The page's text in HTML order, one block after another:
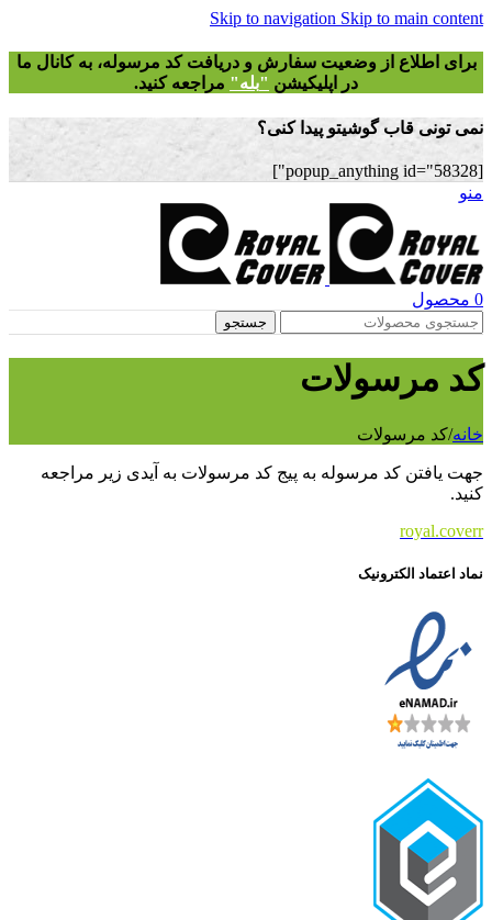
Skip to navigation Skip to main content
برای اطلاع از وضعیت سفارش و دریافتکد مرسوله، به کانال ما
در اپلیکیشن "بله" مراجعه کنید.
نمی تونی قاب گوشیتو پیدا کنی؟
[popup_anything id="58328"]
منو
0 محصول
جستجو
کد مرسولات
خانه/کد مرسولات
جهت یافتن کد مرسوله به پیج کد مرسولات به آیدی زیر مراجعه
کنید.
royal.coverr
نماد اعتماد الکترونیک